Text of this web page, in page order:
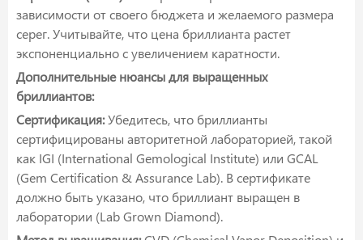
зависимости от своего бюджета и желаемого размера
серег. Учитывайте, что цена бриллианта растет
экспоненциально с увеличением каратности.
Дополнительные нюансы для выращенных
бриллиантов:
Сертификация:Убедитесь, что бриллианты
сертифицированы авторитетной лабораторией, такой
как IGI (International Gemological Institute) или GCAL
(Gem Certification & Assurance Lab). В сертификате
должно быть указано, что бриллиант выращен в
лаборатории (Lab Grown Diamond).